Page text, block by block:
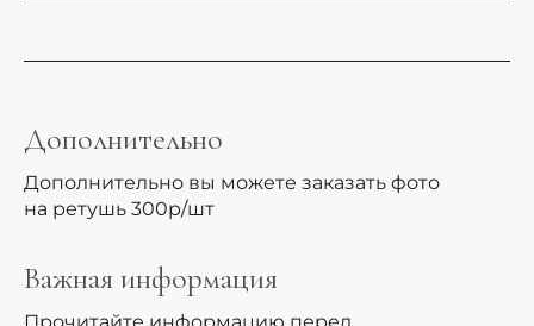
Дополнительно
Дополнительно вы можете заказать фото
на ретушь 300р/шт
Важная информация
Прочитайте информацию перед